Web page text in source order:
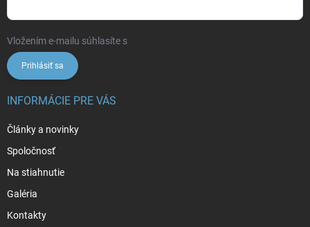
Vložením e-mailu súhlasíte s
Prihlásiť sa
INFORMÁCIE PRE VÁS
Články a novinky
Spoločnosť
Na stiahnutie
Galéria
Kontakty